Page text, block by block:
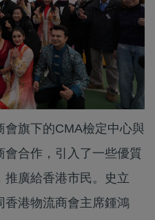
旗下的CMA檢定中心與
合作，引入了一些優質
廣給香港市民。史立
香港物流商會主席鍾鴻